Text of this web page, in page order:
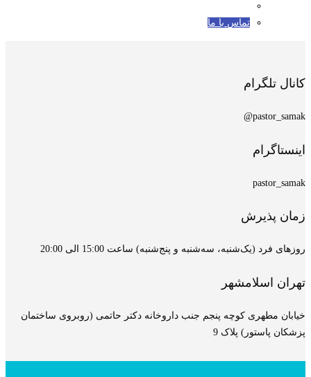
تماس با ما
کانال تلگرام
pastor_samak@
اینستاگرام
pastor_samak
زمان پذیرش
روزهای فرد (یک‌شنبه، سه‌شنبه و پنج‌شنبه) ساعت 15:00 الی 20:00
تهران اسلامشهر
خیابان مطهری کوچه پنجم جنب داروخانه دکتر حاتمی (روبروی ساختمان
پزشکان پاستور) پلاک 9